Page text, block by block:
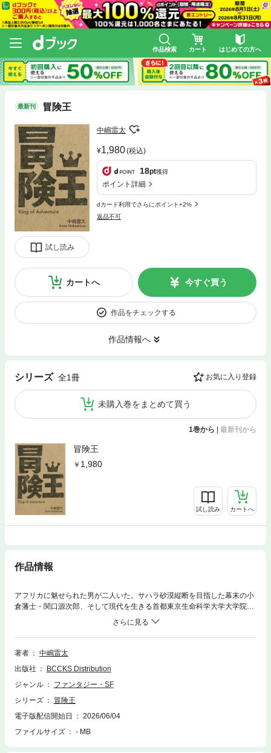
作品検索 カート はじめての方へ
最新刊 冒険王
試し読み
中嶋雷太
1,980(税込)
18pt獲得
ポイント詳細
dカード利用でさらにポイント+2%
返品不可
カートへ 今すぐ買う
作品をチェックする
作品情報へ
シリーズ 全1冊 お気に入り登録
未購入巻をまとめて買う
1巻から | 最新刊から
冒険王
1,980
試し読み カートへ
作品情報
アフリカに魅せられた男が二人いた。サハラ砂漠縦断を目指した幕末の小
倉藩士・関口源次郎、そして現代を生きる首都東京生命科学大学大学院
生・穂樽蓮。幻の『真正の黄金のコーヒー豆』の神木を巡り、二人の男の
冒険は時空を超えた物語となり、やがてアフリカ大陸奥地で繋がりある。
新たな冒険譚の始まりの物語。
著者
中嶋雷太
出版社
BCCKS Distribution
ジャンル
ファンタジー・SF
シリーズ
冒険王
電子版配信開始日
2026/06/04
ファイルサイズ
- MB